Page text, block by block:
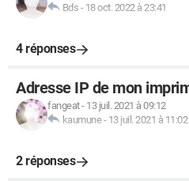
Bds - 18 oct. 2022 à 23:41
4 réponses
Adresse IP de mon
fangeat- 13 juil. 2021 à 09:12
kaumune- 13 juil. 2021 à 11:02
2 réponses